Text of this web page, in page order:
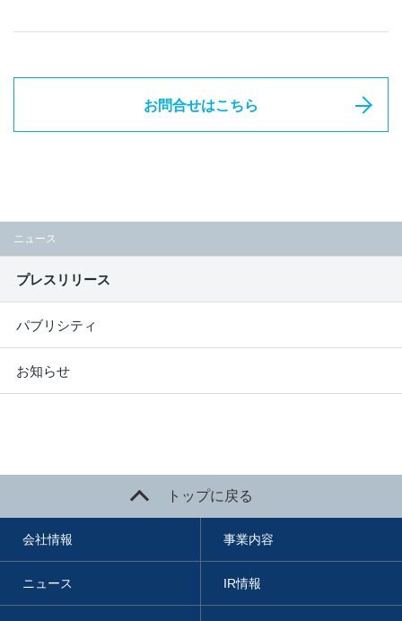
お問合せはこちら
ニュース
プレスリリース
パブリシティ
お知らせ
トップに戻る
会社情報 事業内容
ニュース IR情報